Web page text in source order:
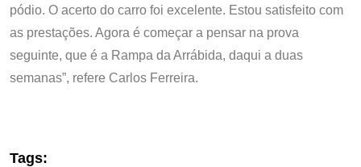
pódio. O acerto do carro foi excelente. Estou satisfeito com
as prestações. Agora é começar a pensar na prova
seguinte, que é a Rampa da Arrábida, daqui a duas
semanas”, refere Carlos Ferreira.
Tags: